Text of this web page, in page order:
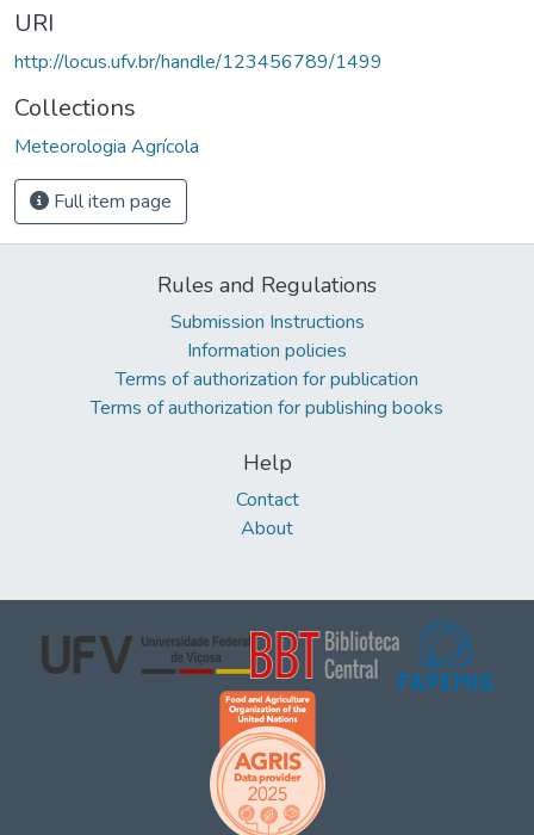
URI
http://locus.ufv.br/handle/123456789/1499
Collections
Meteorologia Agrícola
Full item page
Rules and Regulations
Submission Instructions
Information policies
Terms of authorization for publication
Terms of authorization for publishing books
Help
Contact
About